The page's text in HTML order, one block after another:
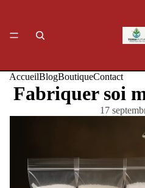
AccueilBlogBoutiqueContact
Fabriquer soi
17